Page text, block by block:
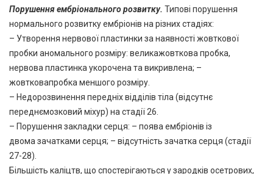
Порушення ембріонального розвитку. Типові порушення
нормального розвитку ембріонів на різних стадіях:
– Утворення нервової пластинки за наявності жовткової
пробки аномального розміру: великажовткова пробка,
нервова пластинка укорочена та викривлена; –
жовтковапробка меншого розміру.
– Недорозвинення передніх відділів тіла (відсутнє
переднємозковий міхур) на стадії 26.
– Порушення закладки серця: – поява ембріонів із
двома зачатками серця; – відсутність зачатка серця (стадії
27-28).
Більшість каліцтв, що спостерігаються у зародків осетрових,